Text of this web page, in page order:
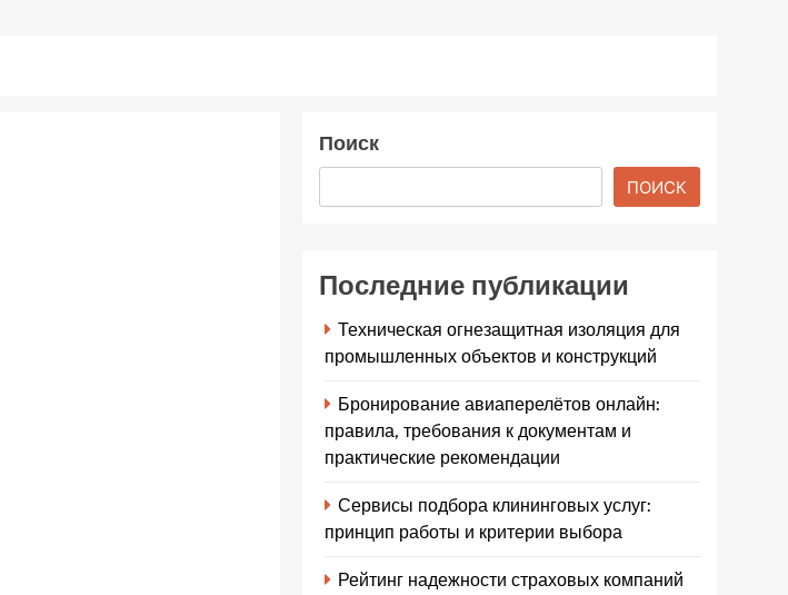
Поиск
ПОИСК
Последние публикации
Техническая огнезащитная изоляция для
промышленных объектов и конструкций
Бронирование авиаперелётов онлайн:
правила, требования к документам и
практические рекомендации
Сервисы подбора клининговых услуг:
принцип работы и критерии выбора
Рейтинг надежности страховых компаний